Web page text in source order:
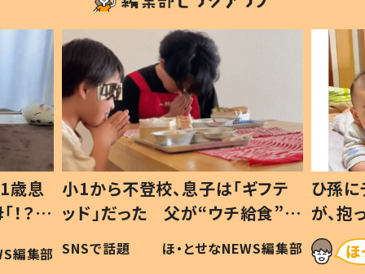
歳息
？」
編集部
小1から不登校、息子は「ギフテ
ッド」だった 父が“ウチ給食”を
作り続ける理由とは #令和の親
#令和の子
SNSで話題 ほ・とせなNEWS編集部
ひ孫
が、
「涙が
い」